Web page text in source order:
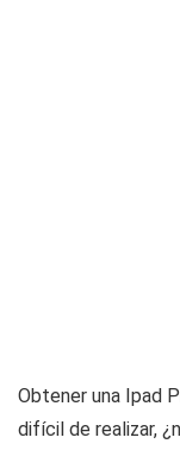
Obtener una Ipad
difícil de realizar,